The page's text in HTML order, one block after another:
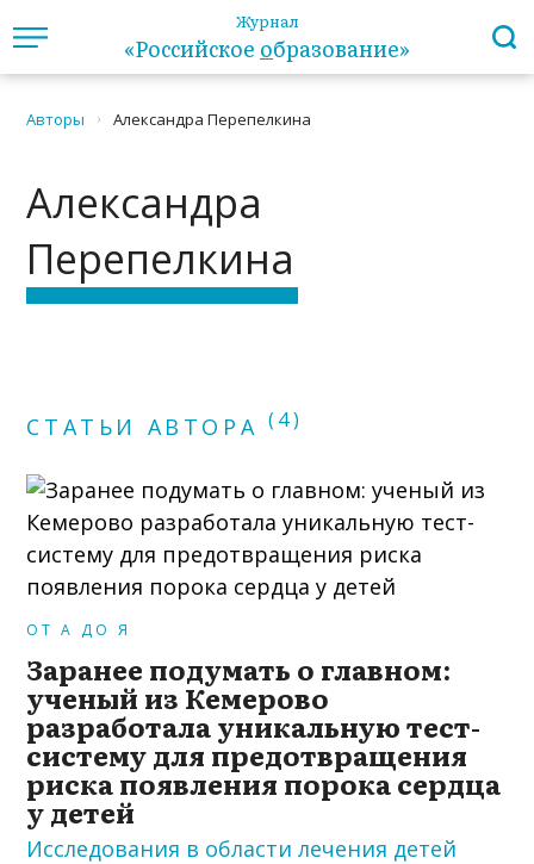
Журнал
«Российское образование»
Авторы › Александра Перепелкина
Александра
Перепелкина
СТАТЬИ АВТОРА (4)
ОТ А ДО Я
Заранее подумать о главном:
ученый из Кемерово
разработала уникальную тест-
систему для предотвращения
риска появления порока сердца
у детей
Исследования в области лечения детей